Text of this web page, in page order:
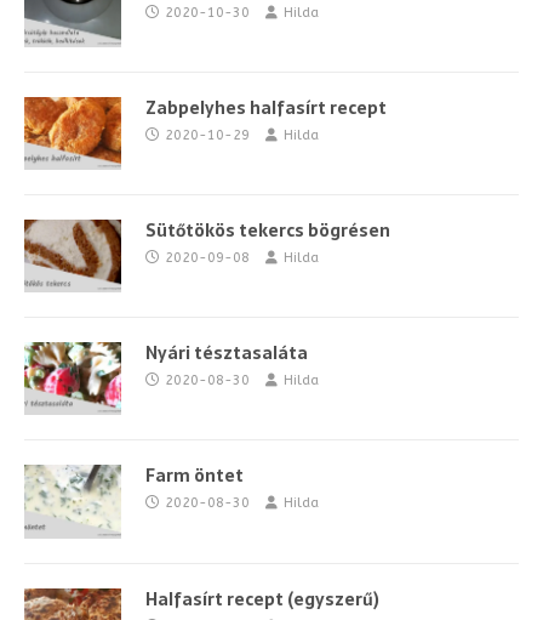
2020-10-30 Hilda
Zabpelyhes halfasírt recept
2020-10-29 Hilda
Sütőtökös tekercs bögrésen
2020-09-08 Hilda
Nyári tésztasaláta
2020-08-30 Hilda
Farm öntet
2020-08-30 Hilda
Halfasírt recept (egyszerű)